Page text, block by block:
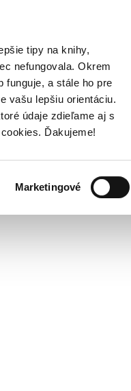
tipy na knihy,
nefungovala. Okrem
funguje, a stále ho pre
vašu lepšiu orientáciu.
údaje zdieľame aj s
Ďakujeme!
Marketingové